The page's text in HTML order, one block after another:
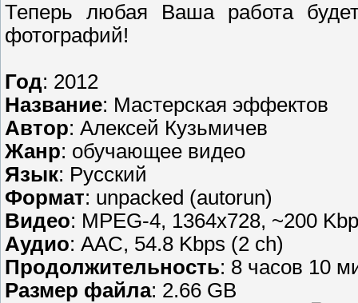
Теперь любая Ваша работа
фотографий!
Год: 2012
Название: Мастерская эффектов
Автор: Алексей Кузьмичев
Жанр: обучающее видео
Язык: Русский
Формат: unpacked (autorun)
Видео: MPEG-4, 1364x728, ~200
Аудио: AAC, 54.8 Kbps (2 ch)
Продолжительность: 8 часов 10
Размер файла: 2.66 GB